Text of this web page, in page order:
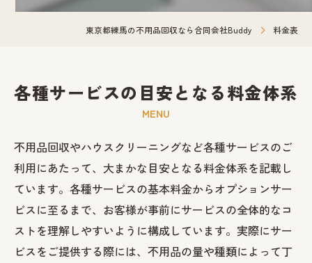
東京都練馬の不用品回収なら合同会社Buddy 料金表
各種サービスの目安となる料金体系
MENU
不用品回収やハウスクリーニングなど各種サービスのご
利用にあたって、大まかな目安となる料金体系を記載し
ています。各種サービスの基本料金からオプションサー
ビスに至るまで、お客様が事前にサービスの全体的なコ
ストを理解しやすいように構成しています。実際にサー
ビスをご提供する際には、不用品の量や種類によって丁